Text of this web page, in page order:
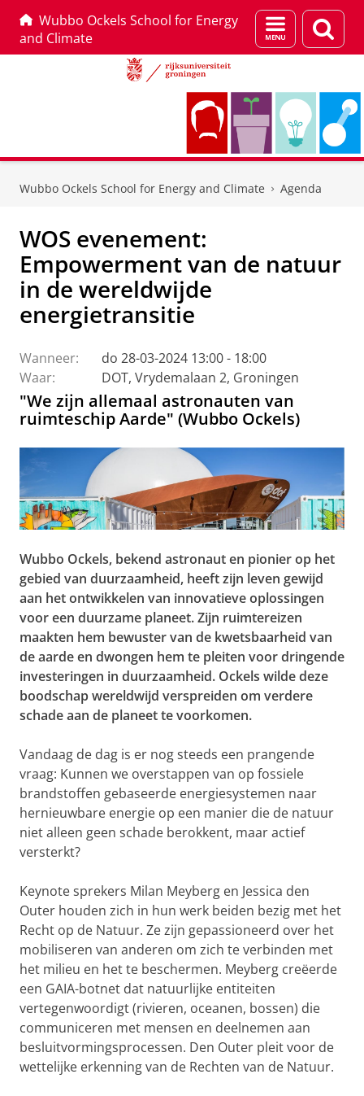
Wubbo Ockels School for Energy
and Climate
Menu
en
Wubbo Ockels School for Energy and Climate Agenda
WOS evenement:
Empowerment van de natuur
in de wereldwijde
energietransitie
Wanneer:
do 28-03-2024 13:00 - 18:00
Waar:
DOT, Vrydemalaan 2, Groningen
"We zijn allemaal astronauten van
ruimteschip Aarde" (Wubbo Ockels)
Wubbo Ockels, bekend astronaut en pionier op het
gebied van duurzaamheid, heeft zijn leven gewijd
aan het ontwikkelen van innovatieve oplossingen
voor een duurzame planeet. Zijn ruimtereizen
maakten hem bewuster van de kwetsbaarheid van
de aarde en dwongen hem te pleiten voor dringende
investeringen in duurzaamheid. Ockels wilde deze
boodschap wereldwijd verspreiden om verdere
schade aan de planeet te voorkomen.
Vandaag de dag is er nog steeds een prangende
vraag: Kunnen we overstappen van op fossiele
brandstoffen gebaseerde energiesystemen naar
hernieuwbare energie op een manier die de natuur
niet alleen geen schade berokkent, maar actief
versterkt?
Keynote sprekers Milan Meyberg en Jessica den
Outer houden zich in hun werk beiden bezig met het
Recht op de Natuur. Ze zijn gepassioneerd over het
mobiliseren van anderen om zich te verbinden met
het milieu en het te beschermen. Meyberg creëerde
een GAIA-botnet dat natuurlijke entiteiten
vertegenwoordigt (rivieren, oceanen, bossen) die
communiceren met mensen en deelnemen aan
besluitvormingsprocessen. Den Outer pleit voor de
wettelijke erkenning van de Rechten van de Natuur.